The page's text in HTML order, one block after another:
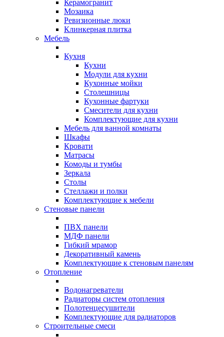
Керамогранит
Мозаика
Ревизионные люки
Клинкерная плитка
Мебель
Кухня
Кухни
Модули для кухни
Кухонные мойки
Столешницы
Кухонные фартуки
Смесители для кухни
Комплектующие для кухни
Мебель для ванной комнаты
Шкафы
Кровати
Матрасы
Комоды и тумбы
Зеркала
Столы
Стеллажи и полки
Комплектующие к мебели
Стеновые панели
ПВХ панели
МДФ панели
Гибкий мрамор
Декоративный камень
Комплектующие к стеновым панелям
Отопление
Водонагреватели
Радиаторы систем отопления
Полотенцесушители
Комплектующие для радиаторов
Строительные смеси